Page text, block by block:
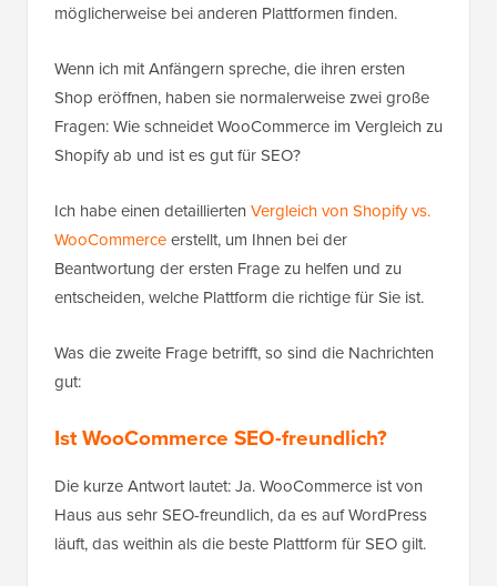
möglicherweise bei anderen Plattformen finden.
Wenn ich mit Anfängern spreche, die ihren ersten
Shop eröffnen, haben sie normalerweise zwei große
Fragen: Wie schneidet WooCommerce im Vergleich zu
Shopify ab und ist es gut für SEO?
Ich habe einen detaillierten Vergleich von Shopify vs.
WooCommerceerstellt, um Ihnen bei der
Beantwortung der ersten Frage zu helfen und zu
entscheiden, welche Plattform die richtige für Sie ist.
Was die zweite Frage betrifft, so sind die Nachrichten
gut:
Ist WooCommerce SEO-freundlich?
Die kurze Antwort lautet: Ja. WooCommerce ist von
Haus aus sehr SEO-freundlich, da es auf WordPress
läuft, das weithin als die beste Plattform für SEO gilt.